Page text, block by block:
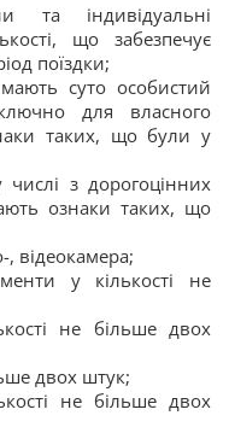
та індивідуальні
що забезпечує
поїздки;
суто особистий
для власного
таких, що були у
з дорогоцінних
ознаки таких, що
відеокамера;
у кількості не
не більше двох
двох штук;
не більше двох